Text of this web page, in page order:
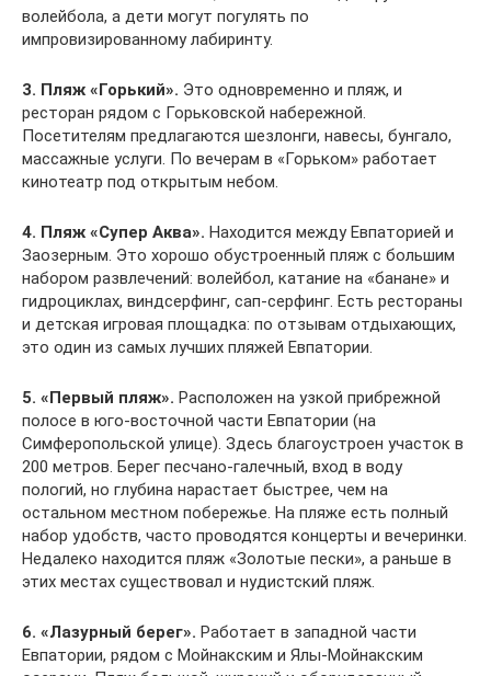
волейбола, а дети могут погулять по
импровизированному лабиринту.
3. Пляж «Горький». Это одновременно и пляж, и
ресторан рядом с Горьковской набережной.
Посетителям предлагаются шезлонги, навесы, бунгало,
массажные услуги. По вечерам в «Горьком» работает
кинотеатр под открытым небом.
4. Пляж «Супер Аква». Находится между Евпаторией и
Заозерным. Это хорошо обустроенный пляж с большим
набором развлечений: волейбол, катание на «банане» и
гидроциклах, виндсерфинг, сап-серфинг. Есть рестораны
и детская игровая площадка: по отзывам отдыхающих,
это один из самых лучших пляжей Евпатории.
5. «Первый пляж». Расположен на узкой прибрежной
полосе в юго-восточной части Евпатории (на
Симферопольской улице). Здесь благоустроен участок в
200 метров. Берег песчано-галечный, вход в воду
пологий, но глубина нарастает быстрее, чем на
остальном местном побережье. На пляже есть полный
набор удобств, часто проводятся концерты и вечеринки.
Недалеко находится пляж «Золотые пески», а раньше в
этих местах существовал и нудистский пляж.
6. «Лазурный берег». Работает в западной части
Евпатории, рядом с Мойнакским и Ялы-Мойнакским